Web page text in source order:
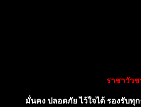
ราชาวัว
มั่นคง ปลอดภัย ไว้ใจได้ รองรับทุ